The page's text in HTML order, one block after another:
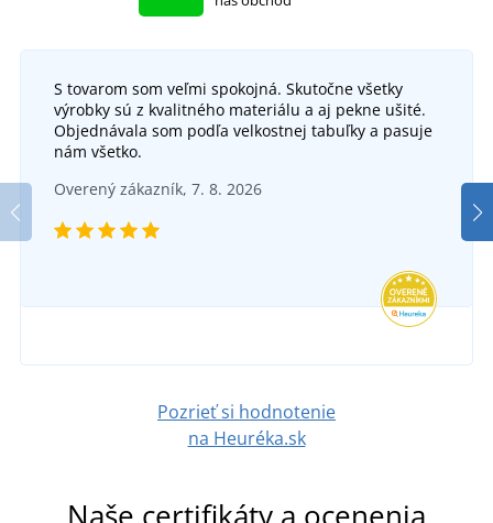
Dámske pracovné nohavice CXS IRIS
DO 5 DNÍ
v pondelok 17. 8.
Dámska biela blúza GABRIELA
14,36 €
S tovarom som veľmi spokojná. Skutočne všetky
výrobky sú z kvalitného materiálu a aj pekne ušité.
Objednávala som podľa velkostnej tabuľky a pasuje
nám všetko.
Overený zákazník, 7. 8. 2026
Pozrieť si hodnotenie
na Heuréka.sk
Naše certifikáty a ocenenia